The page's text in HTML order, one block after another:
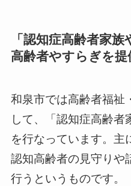
「認知症高齢者家
高齢者やすらぎを提
和泉市では高齢者福祉
して、「認知症高齢者
を行なっています。主
認知高齢者の見守りや
行うというものです。